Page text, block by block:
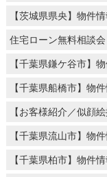
【茨城県県央】物件
住宅ローン無料相談
【千葉県鎌ケ谷市】
【千葉県船橋市】物
【お客様紹介／似顔
【千葉県流山市】物
【千葉県柏市】物件